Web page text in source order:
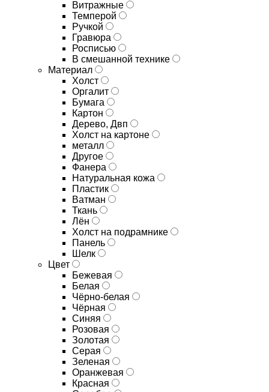
Витражные
Темперой
Ручкой
Гравюра
Росписью
В смешанной технике
Материал
Холст
Оргалит
Бумага
Картон
Дерево, Двп
Холст на картоне
металл
Другое
Фанера
Натуральная кожа
Пластик
Ватман
Ткань
Лён
Холст на подрамнике
Панель
Шелк
Цвет
Бежевая
Белая
Чёрно-белая
Чёрная
Синяя
Розовая
Золотая
Серая
Зеленая
Оранжевая
Красная